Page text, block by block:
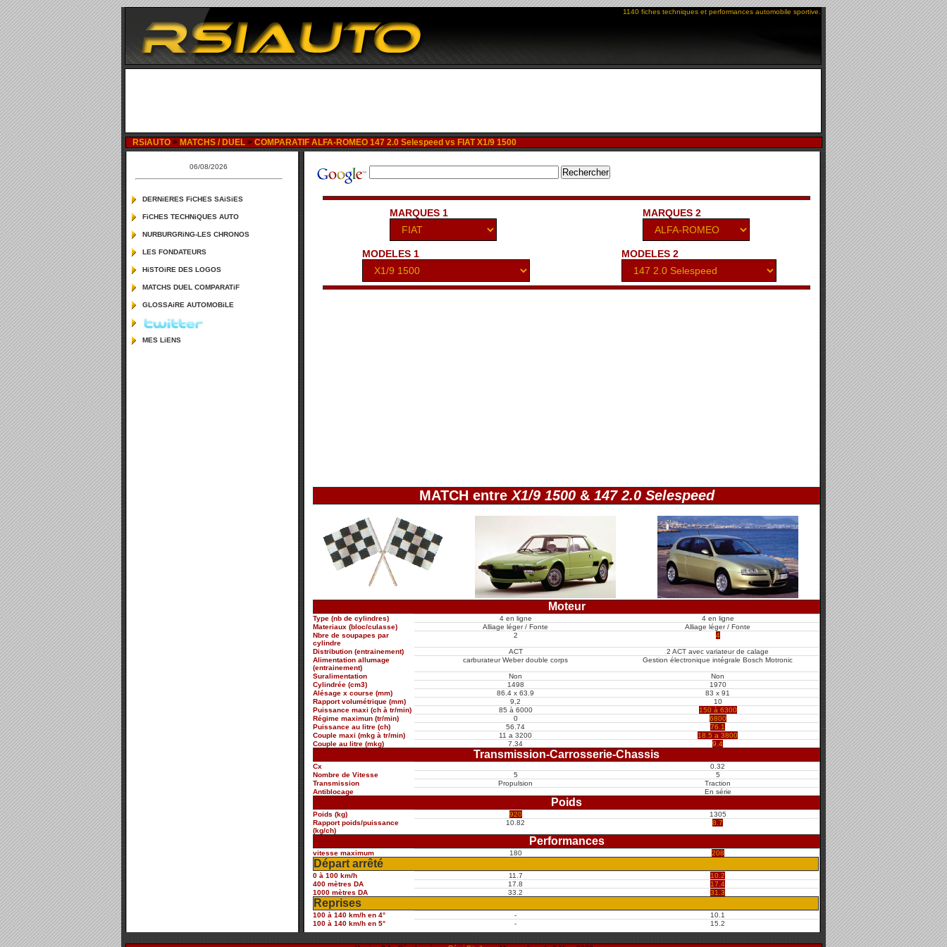
1140 fiches techniques et performances automobile sportive.
RSiAUTO > MATCHS / DUEL > COMPARATIF ALFA-ROMEO 147 2.0 Selespeed vs FIAT X1/9 1500
MARQUES 1 MARQUES 2
MODELES 1 MODELES 2
MATCH entre X1/9 1500& 147 2.0 Selespeed
Moteur
Type (nb de cylindres) 4 en ligne
4 en ligne
Materiaux (bloc/culasse)
Alliage léger / Fonte
Alliage léger / Fonte
Nbre de soupapes par
cylindre
2 4
Distribution (entrainement) ACT
2 ACT avec variateur de calage
Alimentation allumage
(entrainement)
carburateur Weber double corps Gestion électronique intégrale Bosch Motronic
Suralimentation Non
Non
Cylindrée (cm3)
1498
1970
Alésage x course (mm)
86.4 x 63.9
83 x 91
Rapport volumétrique (mm)
9,2
10
Puissance maxi (ch à tr/min)
85 à 6000
150 à 6300
Régime maximun (tr/min)
0
6800
Puissance au litre (ch)
56.74
76.1
Couple maxi (mkg à tr/min)
11 a 3200
18.5 a 3800
Couple au litre (mkg)
7.34 9.4
Transmission-Carrosserie-Chassis
Cx
0.32
Nombre de Vitesse
5
5
Transmission
Propulsion
Traction
Antiblocage
En série
Poids
Poids (kg) 920
1305
Rapport poids/puissance
(kg/ch)
10.82 8.7
Performances
vitesse maximum 180 208
Départ arrêté
0 à 100 km/h 11.7
10.2
400 mètres DA
17.8
17.4
1000 mètres DA
33.2 31.3
Reprises
100 à 140 km/h en 4° -
10.1
100 à 140 km/h en 5°
- 15.2
06/08/2026
DERNiERES FiCHES SAiSiES
FiCHES TECHNiQUES AUTO
NURBURGRiNG-LES CHRONOS
LES FONDATEURS
HiSTOiRE DES LOGOS
MATCHS DUEL COMPARATiF
GLOSSAiRE AUTOMOBiLE
MES LiENS